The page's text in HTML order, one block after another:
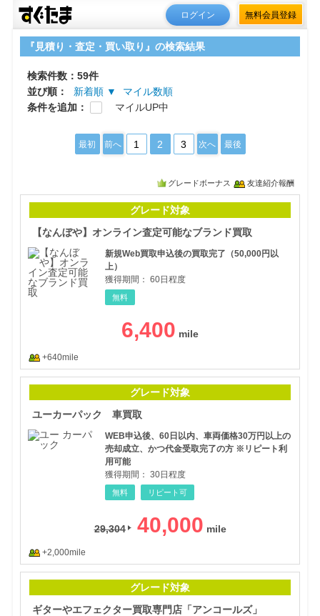
ログイン 無料会員登録
『見積り・査定・買い取り』の検索結果
検索件数：59件
並び順：
新着順 ▼
マイル数順
条件を追加：
マイルUP中
最初 前へ 1 2 3 次へ 最後
グレードボーナス 友達紹介報酬
グレード対象
【なんぼや】オンライン査定可能なブランド買取
新規Web買取申込後の買取完了（50,000円以
上）
獲得期間： 60日程度
無料
6,400
+640mile
グレード対象
ユーカーパック 車買取
WEB申込後、60日以内、車両価格30万円以上の
売却成立、かつ代金受取完了の方 ※リピート利
用可能
獲得期間： 30日程度
無料 リピート可
29,304 40,000
+2,000mile
グレード対象
ギターやエフェクター買取専門店「アンコールズ」